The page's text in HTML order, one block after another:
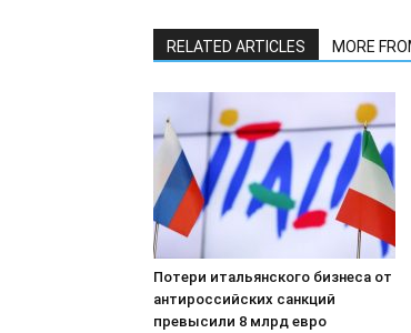
RELATED ARTICLES MORE
Потери итальянского бизнеса от
антироссийских санкций
превысили 8 млрд евро